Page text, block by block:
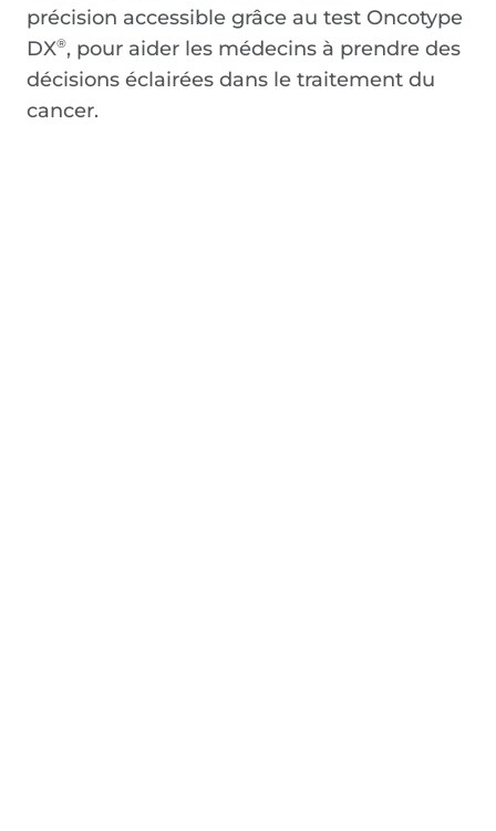
précision accessible grâce au test Oncotype
DX®, pour aider les médecins à prendre des
décisions éclairées dans le traitement du
cancer.